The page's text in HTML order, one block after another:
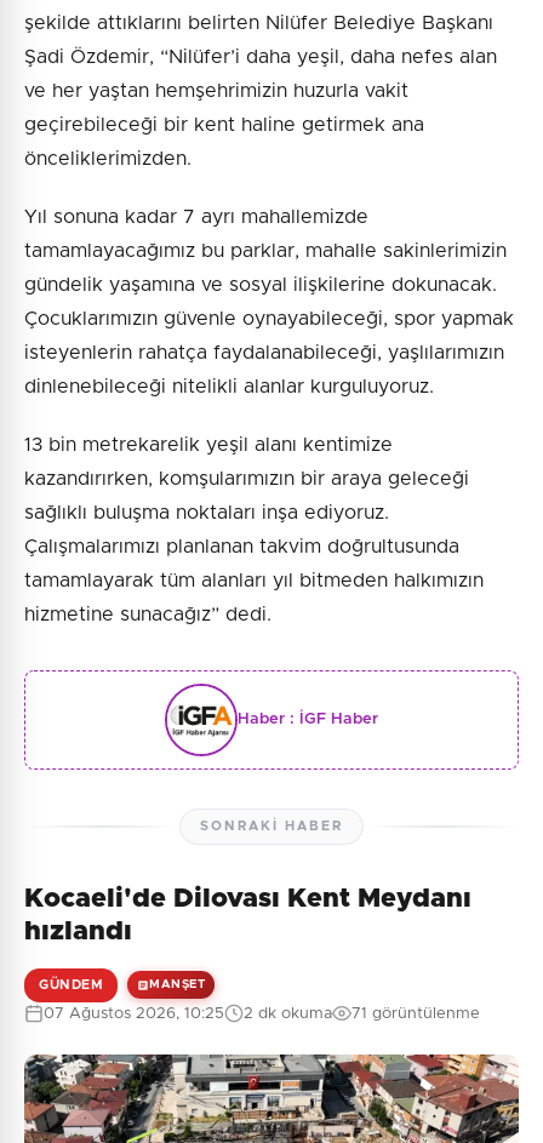
şekilde attıklarını belirten Nilüfer Belediye Başkanı
Şadi Özdemir, “Nilüfer’i daha yeşil, daha nefes alan
ve her yaştan hemşehrimizin huzurla vakit
geçirebileceği bir kent haline getirmek ana
önceliklerimizden.
Yıl sonuna kadar 7 ayrı mahallemizde
tamamlayacağımız bu parklar, mahalle sakinlerimizin
gündelik yaşamına ve sosyal ilişkilerine dokunacak.
Çocuklarımızın güvenle oynayabileceği, spor yapmak
isteyenlerin rahatça faydalanabileceği, yaşlılarımızın
dinlenebileceği nitelikli alanlar kurguluyoruz.
13 bin metrekarelik yeşil alanı kentimize
kazandırırken, komşularımızın bir araya geleceği
sağlıklı buluşma noktaları inşa ediyoruz.
Çalışmalarımızı planlanan takvim doğrultusunda
tamamlayarak tüm alanları yıl bitmeden halkımızın
hizmetine sunacağız” dedi.
Haber : İGF Haber
SONRAKI HABER
Kocaeli'de Dilovası Kent Meydanı
hızlandı
GÜNDEM MANŞET
07 Ağustos 2026, 10:25 2 dk okuma 71 görüntülenme